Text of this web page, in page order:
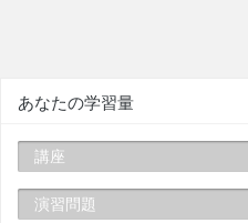
あなたの学習量
講座
演習問題